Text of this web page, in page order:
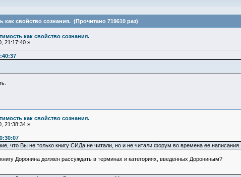
свойство сознания. (Прочитано 719610 раз)
как свойство сознания.
21:17:40 »
как свойство сознания.
21:38:34 »
что Вы не только книгу СИДа не читали, но и не читали форум во времена ее написания...
Доронина должен рассуждать в терминах и категориях, введенных Дорониным?